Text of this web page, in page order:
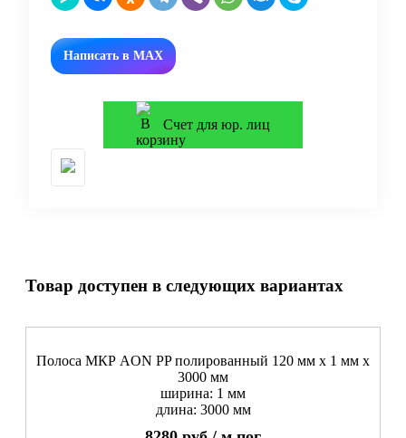
Написать в MAX
Счет для юр. лиц
Товар доступен в следующих вариантах
Полоса МКР AON PP полированный 120 мм x 1 мм х
3000 мм
ширина: 1 мм
длина: 3000 мм